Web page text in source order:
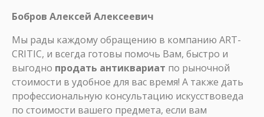
Бобров Алексей Алексеевич
Мы рады каждому обращению в компанию ART-
CRITIC, и всегда готовы помочь Вам, быстро и
выгодно продать антиквариат по рыночной
стоимости в удобное для вас время! А также дать
профессиональную консультацию искусствоведа
по стоимости вашего предмета, если вам